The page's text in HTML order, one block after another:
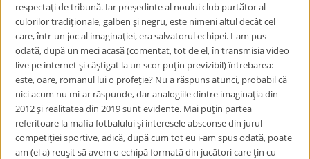
respectaţi de tribunӑ. Iar preşedinte al noului club purtӑtor al
culorilor tradiţionale, galben şi negru, este nimeni altul decât cel
care, într-un joc al imaginaţiei, era salvatorul echipei. I-am pus
odatӑ, dupӑ un meci acasӑ (comentat, tot de el, în transmisia video
live pe internet şi câştigat la un scor puţin previzibil) întrebarea:
este, oare, romanul lui o profeţie? Nu a rӑspuns atunci, probabil cӑ
nici acum nu mi-ar rӑspunde, dar analogiile dintre imaginaţia din
2012 şi realitatea din 2019 sunt evidente. Mai puţin partea
referitoare la mafia fotbalului şi interesele absconse din jurul
competiţiei sportive, adicӑ, dupӑ cum tot eu i-am spus odatӑ, poate
am (el a) reuşit sӑ avem o echipӑ formatӑ din jucӑtori care ţin cu